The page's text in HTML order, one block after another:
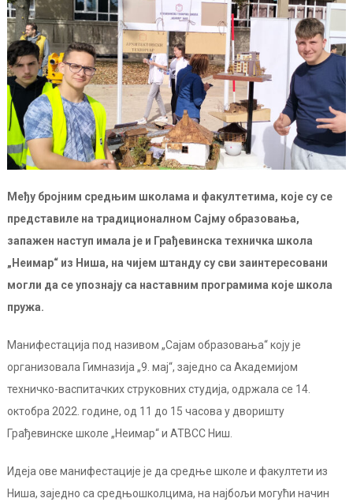
Међу бројним средњим школама и факултетима, које су се
представиле на традиционалном Сајму образовања,
запажен наступ имала је и Грађевинска техничка школа
„Неимар“ из Ниша, на чијем штанду су сви заинтересовани
могли да се упознају са наставним програмима које школа
пружа.
Манифестација под називом „Сајам образовања“ коју је
организовала Гимназија „9. мај“, заједно са Академијом
техничко-васпитачких струковних студија, одржала се 14.
октобра 2022. године, од 11 до 15 часова у дворишту
Грађевинске школе „Неимар“ и АТВСС Ниш.
Идеја ове манифестације је да средње школе и факултети из
Ниша, заједно са средњошколцима, на најбољи могући начин